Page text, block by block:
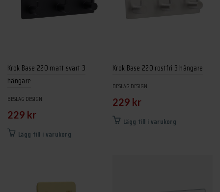
Krok Base 220 matt svart 3
hängare
BESLAG DESIGN
229 kr
Lägg till i varukorg
Krok Base 220 rostfri 3 hängare
BESLAG DESIGN
229 kr
Lägg till i varukorg